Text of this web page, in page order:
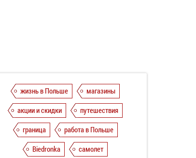
жизнь в Польше
магазины
акции и скидки
путешествия
граница
работа в Польше
Biedronka
самолет